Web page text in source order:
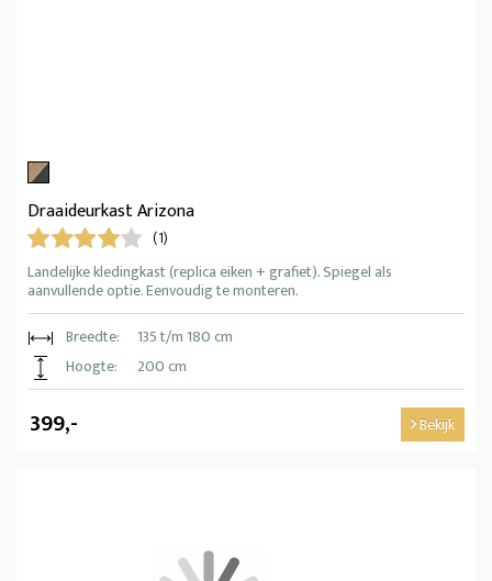
Draaideurkast Arizona
(1)
Landelijke kledingkast (replica eiken + grafiet). Spiegel als
aanvullende optie. Eenvoudig te monteren.
Breedte:
135 t/m 180 cm
Hoogte:
200 cm
399,- Bekijk